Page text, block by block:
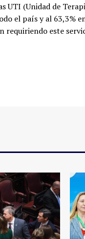
UTI (Unidad de
el país y al 63,3%
requiriendo este